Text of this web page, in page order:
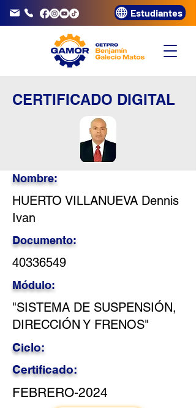
3320072 Estudiantes
CERTIFICADO DIGITAL
Nombre:
HUERTO VILLANUEVA Dennis
Ivan
Documento:
40336549
Módulo:
"SISTEMA DE SUSPENSIÓN,
DIRECCIÓN Y FRENOS"
Ciclo:
Certificado:
FEBRERO-2024